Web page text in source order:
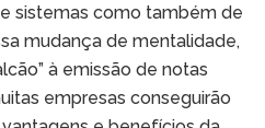
sistemas como também de
mudança de mentalidade,
à emissão de notas
empresas conseguirão